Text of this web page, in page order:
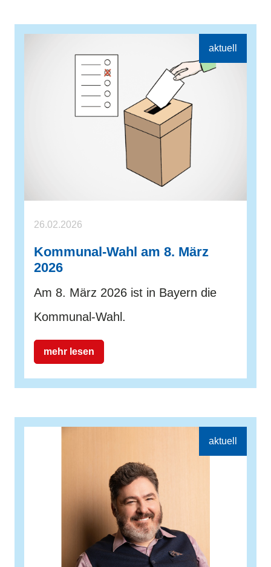
26.02.2026
Kommunal-Wahl am 8. März
2026
Am 8. März 2026 ist in Bayern die
Kommunal-Wahl.
mehr lesen